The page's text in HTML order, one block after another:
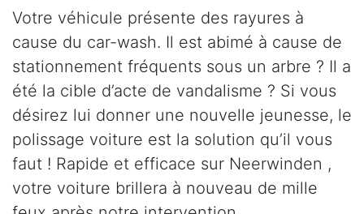
Votre véhicule présente des rayures à
cause du car-wash. Il est abimé à cause de
stationnement fréquents sous un arbre ? Il a
été la cible d’acte de vandalisme ? Si vous
désirez lui donner une nouvelle jeunesse, le
polissage voiture est la solution qu’il vous
faut ! Rapide et efficace sur Neerwinden ,
votre voiture brillera à nouveau de mille